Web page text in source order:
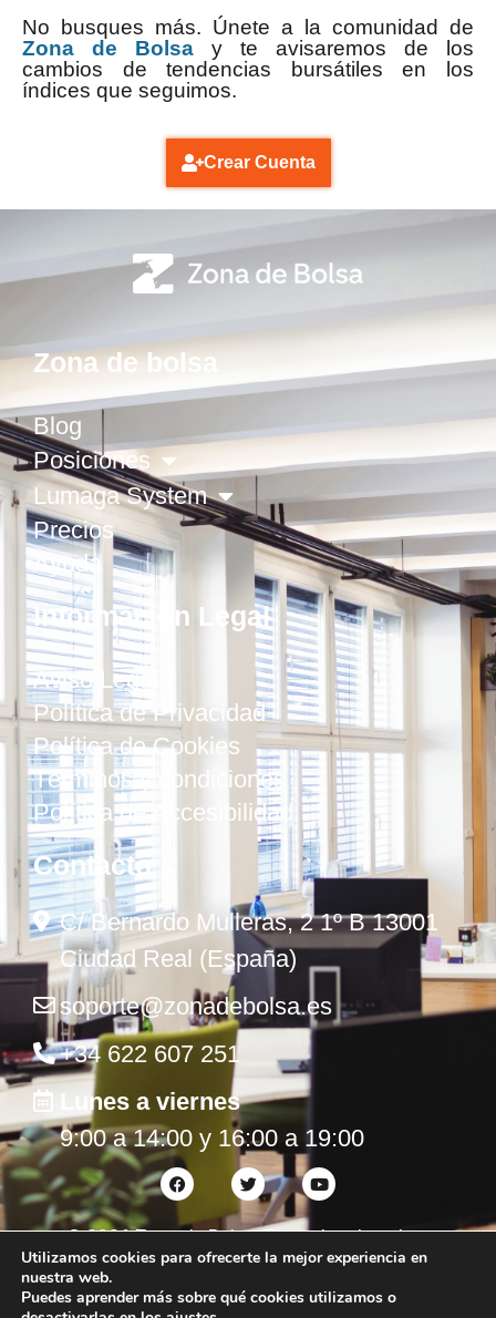
No busques más. Únete a la comunidad de
Zona de Bolsa y te avisaremos de los
cambios de tendencias bursátiles en los
índices que seguimos.
Crear Cuenta
Zona de bolsa
Blog
Posiciones
Lumaga System
Precios
Ayuda
Información Legal
Aviso Legal
Política de Privacidad
Política de Cookies
Términos y condiciones
Política de Accesibilidad
Contacto
C/ Bernardo Mulleras, 2 1º B 13001
Ciudad Real (España)
soporte@zonadebolsa.es
+34 622 607 251
Lunes a viernes
9:00 a 14:00 y 16:00 a 19:00
©2026Zona de Bolsa. Todos los derechos
reservados.
Utilizamos cookies para ofrecerte la mejor experiencia en
nuestra web.
Puedes aprender más sobre qué cookies utilizamos o